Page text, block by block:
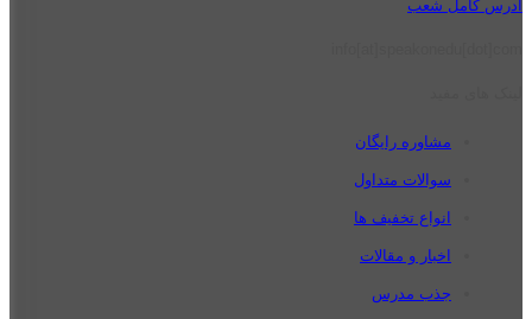
آدرس کامل شعب
مشاوره رایگان
سوالات متداول
انواع تخفیف ها
اخبار و مقالات
جذب مدرس